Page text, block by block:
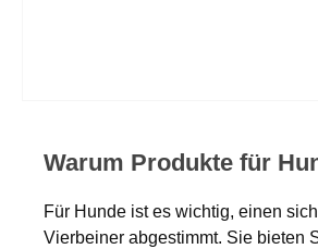
Warum Produkte für
Für Hunde ist es wichtig, einen
Vierbeiner abgestimmt. Sie bieten